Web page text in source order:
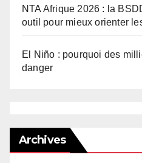
NTA Afrique 2026 : la
outil pour mieux orienter
El Niño : pourquoi des
danger
Archives